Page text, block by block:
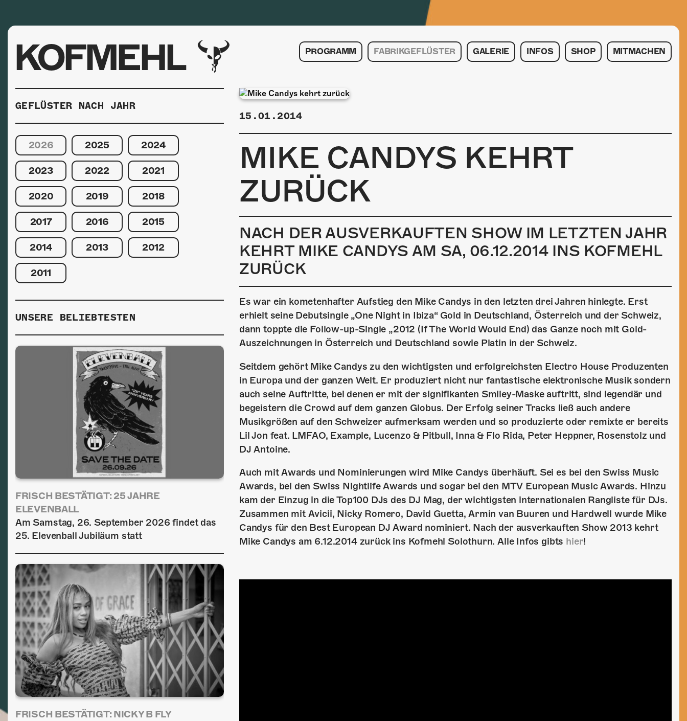
KOFMEHL PROGRAMM FABRIKGEFLÜSTER GALERIE INFOS SHOP MITMACHEN
15.01.2014
MIKE CANDYS KEHRT
ZURÜCK
NACH DER AUSVERKAUFTEN SHOW IM LETZTEN JAHR
KEHRT MIKE CANDYS AM SA, 06.12.2014 INS KOFMEHL
ZURÜCK
Es war ein kometenhafter Aufstieg den Mike Candys in den letzten drei Jahren hinlegte. Erst
erhielt seine Debutsingle „One Night in Ibiza“ Gold in Deutschland, Österreich und der Schweiz,
dann toppte die Follow-up-Single „2012 (If The World Would End) das Ganze noch mit Gold-
Auszeichnungen in Österreich und Deutschland sowie Platin in der Schweiz.
Seitdem gehört Mike Candys zu den wichtigsten und erfolgreichsten Electro House Produzenten
in Europa und der ganzen Welt. Er produziert nicht nur fantastische elektronische Musik sondern
auch seine Auftritte, bei denen er mit der signifikanten Smiley-Maske auftritt, sind legendär und
begeistern die Crowd auf dem ganzen Globus. Der Erfolg seiner Tracks ließ auch andere
Musikgrößen auf den Schweizer aufmerksam werden und so produzierte oder remixte er bereits
Lil Jon feat. LMFAO, Example, Lucenzo & Pitbull, Inna & Flo Rida, Peter Heppner, Rosenstolz und
DJ Antoine.
Auch mit Awards und Nominierungen wird Mike Candys überhäuft. Sei es bei den Swiss Music
Awards, bei den Swiss Nightlife Awards und sogar bei den MTV European Music Awards. Hinzu
kam der Einzug in die Top100 DJs des DJ Mag, der wichtigsten internationalen Rangliste für DJs.
Zusammen mit Avicii, Nicky Romero, David Guetta, Armin van Buuren und Hardwell wurde Mike
Candys für den Best European DJ Award nominiert. Nach der ausverkauften Show 2013 kehrt
Mike Candys am 6.12.2014 zurück ins Kofmehl Solothurn. Alle Infos gibts hier!
GEFLÜSTER NACH JAHR
2026 2025 2024
2023 2022 2021
2020 2019 2018
2017 2016 2015
2014 2013 2012
2011
UNSERE BELIEBTESTEN
FRISCH BESTÄTIGT: 25 JAHRE
ELEVENBALL
Am Samstag, 26. September 2026 findet das
25. Elevenball Jubiläum statt
FRISCH BESTÄTIGT: NICKY B FLY